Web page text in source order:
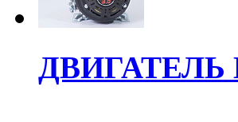
ДВИГАТЕЛЬ